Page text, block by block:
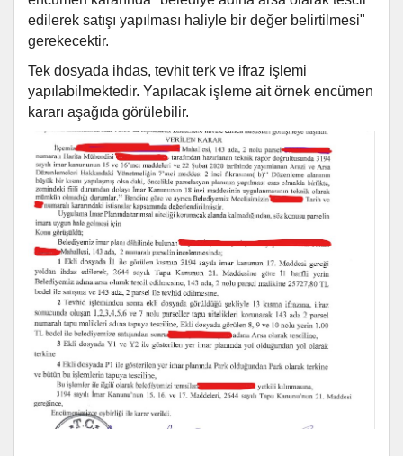
edilerek satışı yapılması haliyle bir değer belirtilmesi"
gerekecektir.
Tek dosyada ihdas, tevhit terk ve ifraz işlemi
yapılabilmektedir. Yapılacak işleme ait örnek encümen
kararı aşağıda görülebilir.